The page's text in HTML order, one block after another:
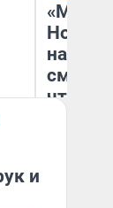
«Мы
чтобы
и